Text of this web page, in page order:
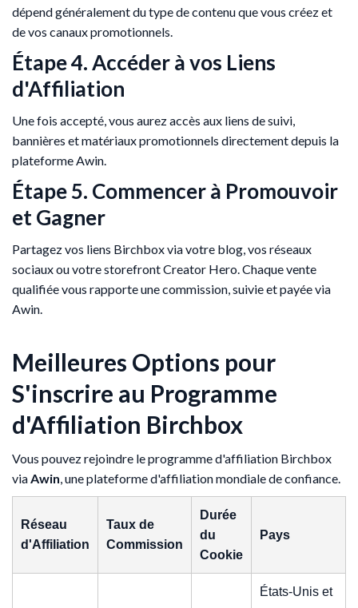
dépend généralement du type de contenu que vous créez et
de vos canaux promotionnels.
Étape 4. Accéder à vos Liens
d'Affiliation
Une fois accepté, vous aurez accès aux liens de suivi,
bannières et matériaux promotionnels directement depuis la
plateforme Awin.
Étape 5. Commencer à Promouvoir
et Gagner
Partagez vos liens Birchbox via votre blog, vos réseaux
sociaux ou votre storefront Creator Hero. Chaque vente
qualifiée vous rapporte une commission, suivie et payée via
Awin.
Meilleures Options pour
S'inscrire au Programme
d'Affiliation Birchbox
Vous pouvez rejoindre le programme d'affiliation Birchbox
via Awin , une plateforme d'affiliation mondiale de confiance.
Réseau
d'Affiliation
Taux de
Commission
Durée
du
Cookie
Pays
États-Unis et